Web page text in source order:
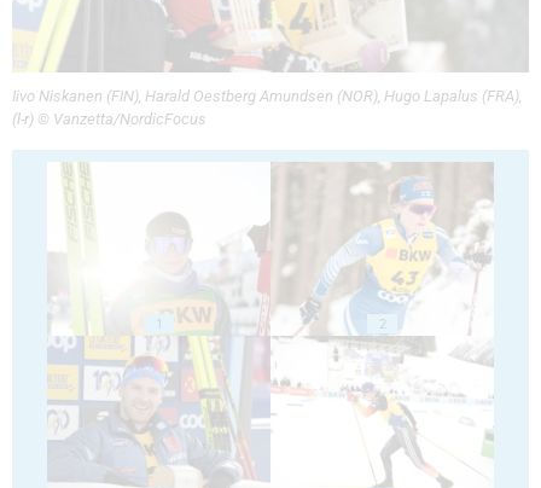
Iivo Niskanen (FIN), Harald Oestberg Amundsen (NOR), Hugo Lapalus (FRA),
(l-r) © Vanzetta/NordicFocus
1 2